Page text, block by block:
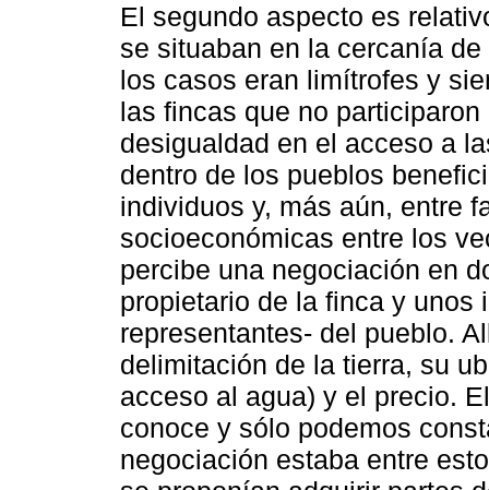
El segundo aspecto es
se situaban en la cercanía
los casos eran limítrofes y
las fincas que no
desigualdad en el acceso a
dentro de los pueblos
individuos y, más aún, entre
socioeconómicas entre los
percibe una negociación en
propietario de la finca y unos
representantes- del pueblo.
delimitación de la tierra, su
acceso al agua) y el precio.
conoce y sólo podemos
negociación estaba entre